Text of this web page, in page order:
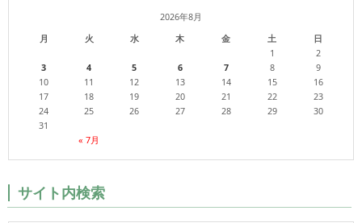
2026年8月
月
火 水 木 金 土 日
« 7月
1
2
3
4 5 6 7 8
9
10
11 12 13 14 15
16
17
18 19 20 21 22
23
24
25 26 27 28 29
30
31
サイト内検索